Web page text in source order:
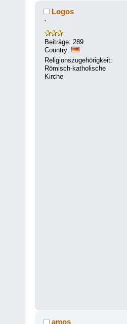
Logos
'
Beiträge: 289
Country:
Religionszugehörigkeit:
Römisch-katholische
Kirche
amos